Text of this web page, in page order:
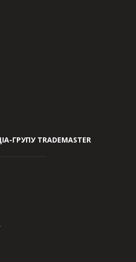
ГРУПУ TRADEMASTER